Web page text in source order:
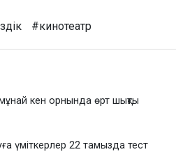
#кинотеатр
кен орнында өрт шықты
үміткерлер 22 тамызда тест